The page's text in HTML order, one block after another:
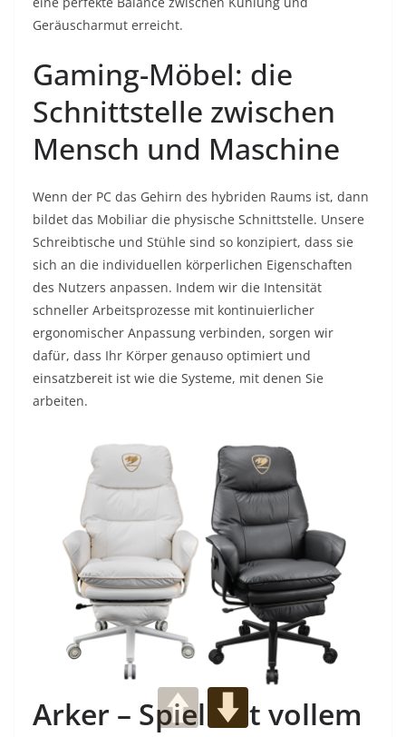
Geräuscharmut erreicht.
Gaming-Möbel: die
Schnittstelle zwischen
Mensch und Maschine
Wenn der PC das Gehirn des hybriden Raums ist, dann
bildet das Mobiliar die physische Schnittstelle. Unsere
Schreibtische und Stühle sind so konzipiert, dass sie
sich an die individuellen körperlichen Eigenschaften
des Nutzers anpassen. Indem wir die Intensität
schneller Arbeitsprozesse mit kontinuierlicher
ergonomischer Anpassung verbinden, sorgen wir
dafür, dass Ihr Körper genauso optimiert und
einsatzbereit ist wie die Systeme, mit denen Sie
arbeiten.
Arker – Spiel mit vollem